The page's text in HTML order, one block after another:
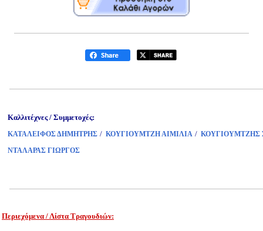
Καλλιτέχνες / Συμμετοχές:
ΚΑΤΑΛΕΙΦΟΣ ΔΗΜΗΤΡΗΣ / ΚΟΥΓΙΟΥΜΤΖΗ ΑΙΜΙΛΙΑ / ΚΟΥΓΙΟΥΜΤΖΗΣ
ΝΤΑΛΑΡΑΣ ΓΙΩΡΓΟΣ
Περιεχόμενα / Λίστα Τραγουδιών: